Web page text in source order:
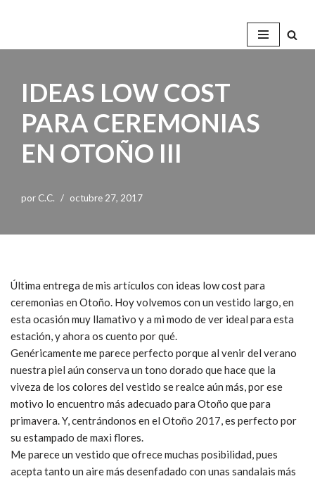
IDEAS LOW COST
PARA CEREMONIAS
EN OTOÑO III
por C.C. octubre 27, 2017
Última entrega de mis artículos con ideas low cost para
ceremonias en Otoño. Hoy volvemos con un vestido largo, en
esta ocasión muy llamativo y a mi modo de ver ideal para esta
estación, y ahora os cuento por qué.
Genéricamente me parece perfecto porque al venir del verano
nuestra piel aún conserva un tono dorado que hace que la
viveza de los colores del vestido se realce aún más, por ese
motivo lo encuentro más adecuado para Otoño que para
primavera. Y, centrándonos en el Otoño 2017, es perfecto por
su estampado de maxi flores.
Me parece un vestido que ofrece muchas posibilidad, pues
acepta tanto un aire más desenfadado con unas sandalais más